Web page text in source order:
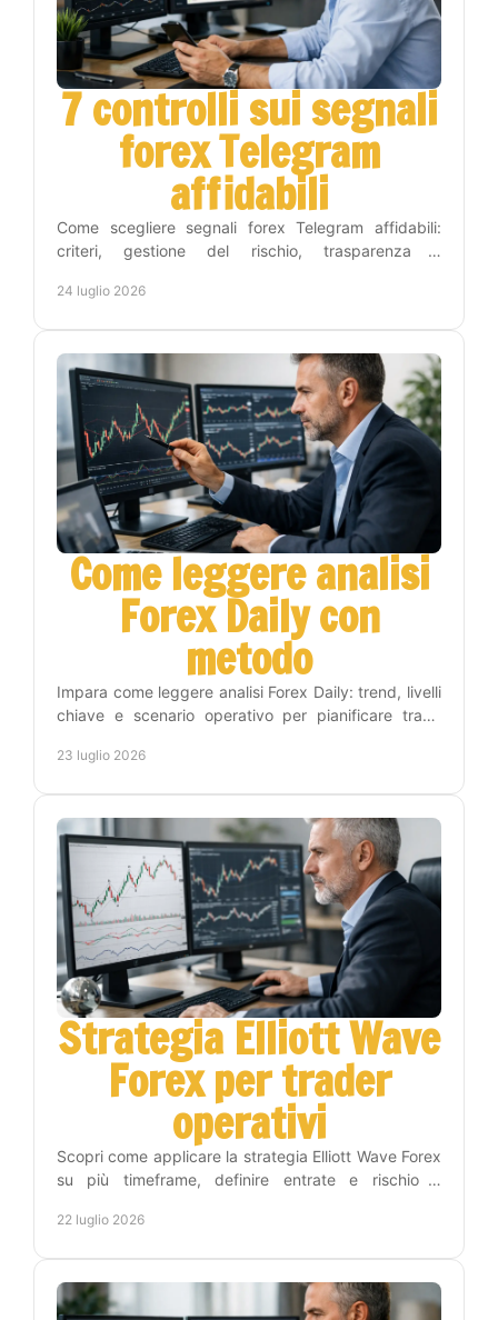
7 controlli sui segnali
forex Telegram
affidabili
Come scegliere segnali forex Telegram affidabili:
criteri, gestione del rischio, trasparenza e
ogni giorno.
24 luglio 2026
Come leggere analisi
Forex Daily con
metodo
Impara come leggere analisi Forex Daily: trend, livelli
chiave e scenario operativo per pianificare trade
23 luglio 2026
Strategia Elliott Wave
Forex per trader
operativi
Scopri come applicare la strategia Elliott Wave Forex
su più timeframe, definire entrate e rischio e
22 luglio 2026